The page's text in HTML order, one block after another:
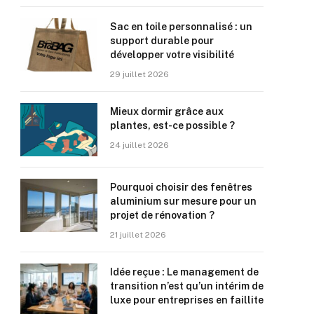
Sac en toile personnalisé : un
support durable pour
développer votre visibilité
29 juillet 2026
Mieux dormir grâce aux
plantes, est-ce possible ?
24 juillet 2026
Pourquoi choisir des fenêtres
aluminium sur mesure pour un
projet de rénovation ?
21 juillet 2026
Idée reçue : Le management de
transition n’est qu’un intérim de
luxe pour entreprises en faillite